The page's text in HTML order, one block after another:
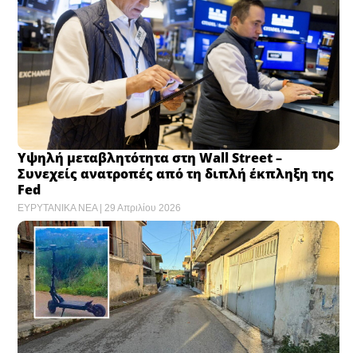
Υψηλή μεταβλητότητα στη Wall Street –
Συνεχείς ανατροπές από τη διπλή έκπληξη της
Fed
ΕΥΡΥΤΑΝΙΚΑ ΝΕΑ 29 Απριλίου 2026